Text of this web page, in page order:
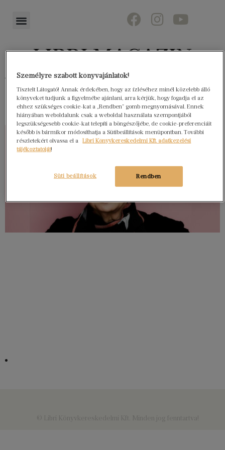
Könyvektől az olvasókig
Személyre szabott könyvajánlatok!
Tisztelt Látogató! Annak érdekében, hogy az ízléséhez minél közelebb álló
könyveket tudjunk a figyelmébe ajánlani, arra kérjük, hogy fogadja el az
ehhez szükséges cookie-kat a „Rendben” gomb megnyomásával. Ennek
hiányában weboldalunk csak a weboldal használata szempontjából
legszükségesebb cookie-kat telepíti a böngészőjébe, de cookie-preferenciáit
később is bármikor módosíthatja a Sütibeállítások menüpontban. További
részletekért olvassa el a
Libri Könyvkereskedelmi Kft. adatkezelési
tájékoztatóját!
Rendben
Süti beállítások